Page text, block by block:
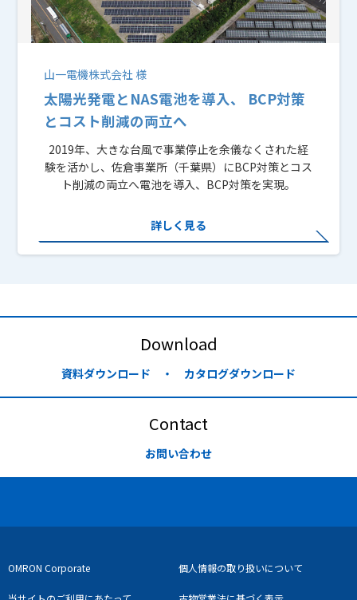
山一電機株式会社 様
太陽光発電とNAS電池を導入、 BCP対策
とコスト削減の両立へ
2019年、⼤きな台⾵で事業停⽌を余儀なくされた経
験を活かし、佐倉事業所（千葉県）にBCP対策とコス
ト削減の両⽴へ電池を導⼊、BCP対策を実現。
詳しく見る
Download
資料ダウンロード ・ カタログダウンロード
Contact
お問い合わせ
OMRON Corporate 個人情報の取り扱いについて